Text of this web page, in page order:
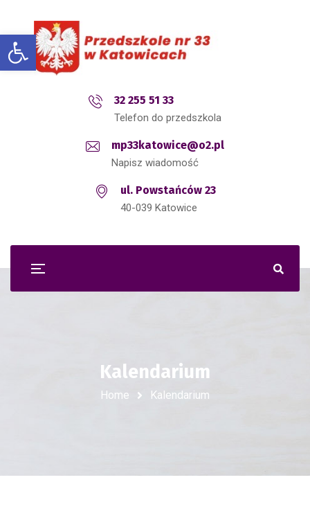
Open toolbar
32 255 51 33
Telefon do przedszkola
mp33katowice@o2.pl
Napisz wiadomość
ul. Powstańców 23
40-039 Katowice
Kalendarium
Home Kalendarium